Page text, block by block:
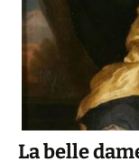
La belle